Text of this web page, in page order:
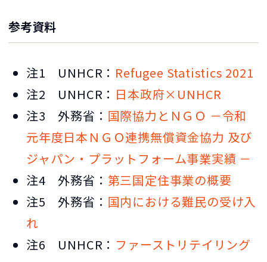
参考資料
注1 UNHCR： Refugee Statistics 2021
注2 UNHCR： 日本政府×UNHCR
注3 外務省： 国際協力とＮＧＯ －令和
元年度日本ＮＧＯ連携無償資金協力 及び
ジャパン・プラットフォーム事業実績 －
注4 外務省： 第三国定住事業の概要
注5 外務省： 国内における難民の受け入
れ
注6 UNHCR： ファーストリテイリング